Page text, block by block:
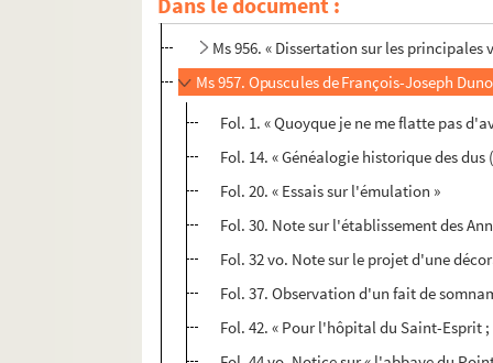
Ms 955. « Nouvelle Bibliothèque
Ms 956. « Dissertation sur les
Ms 957. Opuscules de François-Joseph
Fol. 1. « Quoyque je ne me flatte pas
Fol. 14. « Généalogie historique des dus
Fol. 20. « Essais sur l'émulation »
Fol. 30. Note sur l'établissement des
Fol. 32 vo. Note sur le projet d'une
Fol. 37. Observation d'un fait de
Fol. 42. « Pour l'hôpital du Saint-Esprit ;